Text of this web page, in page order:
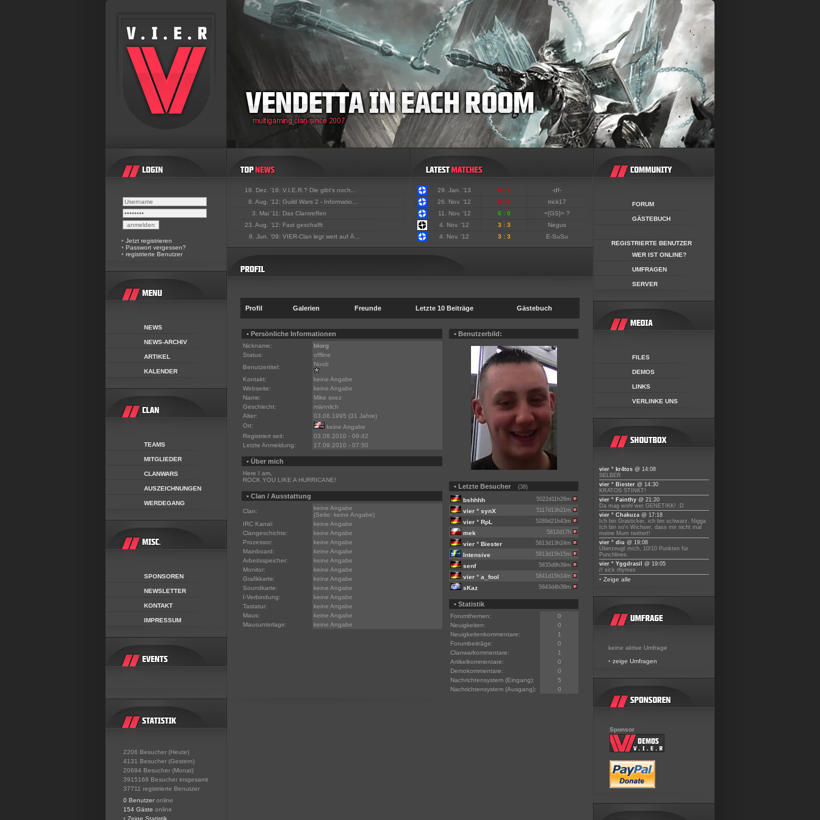
• Jetzt registrieren
• Passwort vergessen?
• registrierte Benutzer
NEWS
NEWS-ARCHIV
ARTIKEL
KALENDER
TEAMS
MITGLIEDER
CLANWARS
AUSZEICHNUNGEN
WERDEGANG
SPONSOREN
NEWSLETTER
KONTAKT
IMPRESSUM
2206 Besucher (Heute)
4131 Besucher (Gestern)
20694 Besucher (Monat)
3915168 Besucher insgesamt
37711 registrierte Benutzer
0 Benutzer online
154 Gäste online
• Zeige Statistik
18. Dez. '16: V.I.E.R.? Die gibt's noch...
8. Aug. '12: Guild Wars 2 - Informatio...
3. Mai '11: Das Clantreffen
23. Aug. '12: Fast geschafft
8. Jun. '09: VIER-Clan legt wert auf Ä...
29. Jan. '13 0 : 6
-df-
26. Nov. '12
0 : 3
trick17
11. Nov. '12
6 : 0
=[GS]= ?
4. Nov. '12
3 : 3
Negus
4. Nov. '12
3 : 3 E-SuSu
Profil Galerien Freunde Letzte 10 Beiträge Gästebuch
• Persönliche Informationen
Nickname:
blorg
Status:
offline
Benutzertitel:
Noob
Kontakt:
keine Angabe
Webseite:
keine Angabe
Name:
Mike soez
Geschlecht:
männlich
Alter:
03.06.1995 (31 Jahre)
Ort:
keine Angabe
Registriert seit:
03.08.2010 - 09:42
Letzte Anmeldung:
17.09.2010 - 07:50
• Über mich
Here I am,
ROCK YOU LIKE A HURRICANE!
• Clan / Ausstattung
Clan:
keine Angabe
(Seite: keine Angabe)
IRC Kanal:
keine Angabe
Clangeschichte:
keine Angabe
Prozessor:
keine Angabe
Mainboard:
keine Angabe
Arbeitsspeicher:
keine Angabe
Monitor:
keine Angabe
Grafikkarte:
keine Angabe
Soundkarte:
keine Angabe
I-Verbindung:
keine Angabe
Tastatur:
keine Angabe
Maus:
keine Angabe
Mausunterlage:
keine Angabe
• Benutzerbild:
• Letzte Besucher (38)
bshhhh 5022d11h26m
vier ° synX 5117d13h21m
vier ° RpL 5289d21h43m
mek 5812d17h
vier ° Biester 5813d13h24m
Intensive 5813d15h15m
senf 5835d9h39m
vier ° a_fool 5841d15h14m
sKaz 5843d4h36m
• Statistik
Forumthemen:
0
Neuigkeiten:
0
Neuigkeitenkommentare:
1
Forumbeiträge:
0
Clanwarkommentare:
1
Artikelkommentare:
0
Demokommentare:
0
Nachrichtensystem (Eingang):
5
Nachrichtensystem (Ausgang):
0
FORUM
GÄSTEBUCH
REGISTRIERTE BENUTZER
WER IST ONLINE?
UMFRAGEN
SERVER
FILES
DEMOS
LINKS
VERLINKE UNS
vier ° kr4tos @ 14:08
SELBER
vier ° Biester @ 14:30
KRATOS STINKT!
vier ° Fainthy @ 21:20
Da mag wohl wer GENETIKK! :D
vier ° Chakuza @ 17:18
Ich bin Grasticker, ich bin schwarz, Nigga
Ich bin so'n Wichser, dass mir nicht mal
meine Mum twittert!
vier ° diu @ 19:08
Überzeugt mich, 10/10 Punkten für
Punchlines.
vier ° Yggdrasil
@ 19:05
// sick rhymes
• Zeige alle
keine aktive Umfrage
• zeige Umfragen
Sponsor